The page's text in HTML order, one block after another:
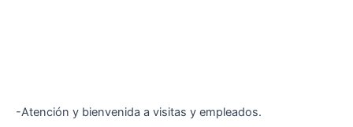
-Atención y bienvenida a visitas y empleados.